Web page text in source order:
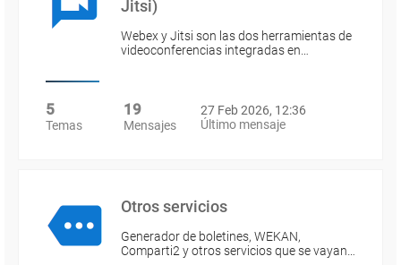
Jitsi)
Webex y Jitsi son las dos herramientas de
videoconferencias integradas en…
5
Temas
19
Mensajes
27 Feb 2026, 12:36
Último mensaje
Otros servicios
Generador de boletines, WEKAN,
Comparti2 y otros servicios que se vayan…